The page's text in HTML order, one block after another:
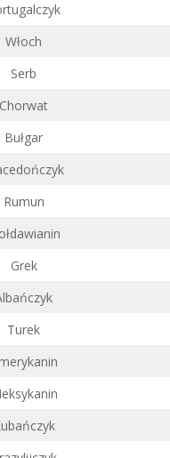
Włoch
Serb
Chorwat
Bułgar
Rumun
Grek
Turek